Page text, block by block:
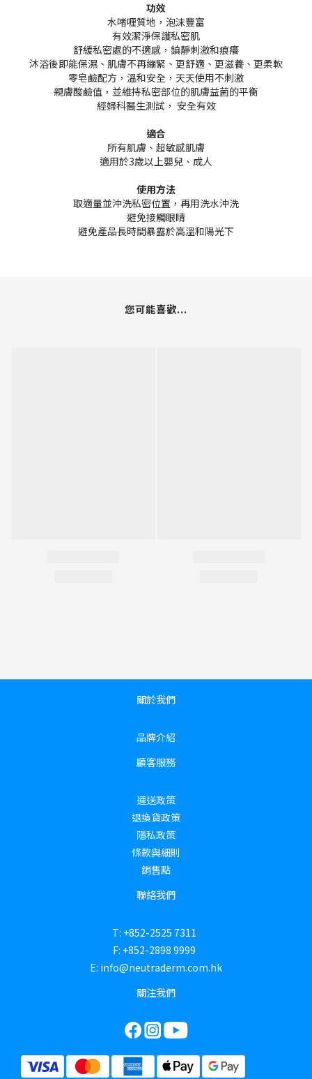
功效
水啫喱質地，泡沫豐富
有效潔淨保護私密肌
舒緩私密處的不適感，鎮靜刺激和痕癢
沐浴後即能保濕、肌膚不再繃緊、更舒適、更滋養、更柔軟
零皂鹼配方，溫和安全，天天使用不刺激
親膚酸鹼值，並維持私密部位的肌膚益菌的平衡
經婦科醫生測試， 安全有效
適合
所有肌膚、超敏感肌膚
適用於3歲以上嬰兒、成人
使用方法
取適量並沖洗私密位置，再用洗水沖洗
避免接觸眼睛
避免產品長時間暴露於高溫和陽光下
您可能喜歡...
關於我們
品牌介紹
顧客服務
運送政策
退換貨政策
隱私政策
條款與細則
銷售點
聯絡我們
T: +852-2525 7311
F: +852-2898 9999
E: info@neutraderm.com.hk
關注我們